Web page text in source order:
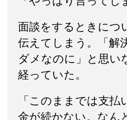
面談をするときにつ
伝えてしまう。「解
ダメなのに」と思い
経っていた。
「このままでは支
金が続かない。なん